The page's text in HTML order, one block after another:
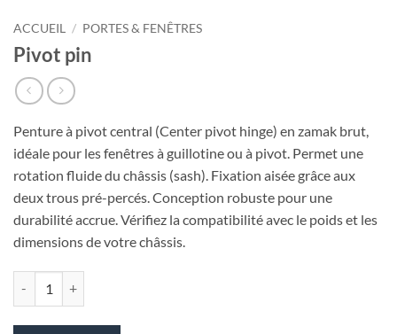
ACCUEIL / PORTES & FENÊTRES
Pivot pin
Penture à pivot central (Center pivot hinge) en zamak brut,
idéale pour les fenêtres à guillotine ou à pivot. Permet une
rotation fluide du châssis (sash). Fixation aisée grâce aux
deux trous pré-percés. Conception robuste pour une
durabilité accrue. Vérifiez la compatibilité avec le poids et les
dimensions de votre châssis.